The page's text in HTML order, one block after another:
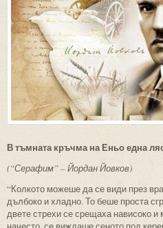
В тъмната кръчма на Еньо една
(“Серафим” – Йордан Йовков)
“Колкото можеше да се види през
дълбоко и хладно. То беше проста
двете стрехи се срещаха нависоко